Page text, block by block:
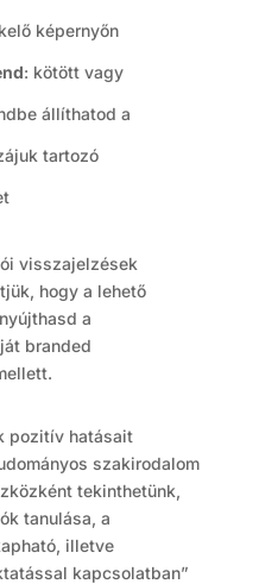
képernyőn
: kötött vagy
állíthatod a
tartozó
visszajelzések
hogy a lehető
a
branded
pozitív hatásait
szakirodalom
tekinthetünk,
tanulása, a
illetve
kapcsolatban”